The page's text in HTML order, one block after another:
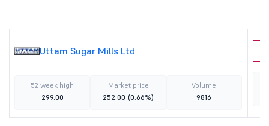
Uttam Sugar Mills Ltd
52 week high
299.00
Market price
252.00 (0.66%)
Volume
9816